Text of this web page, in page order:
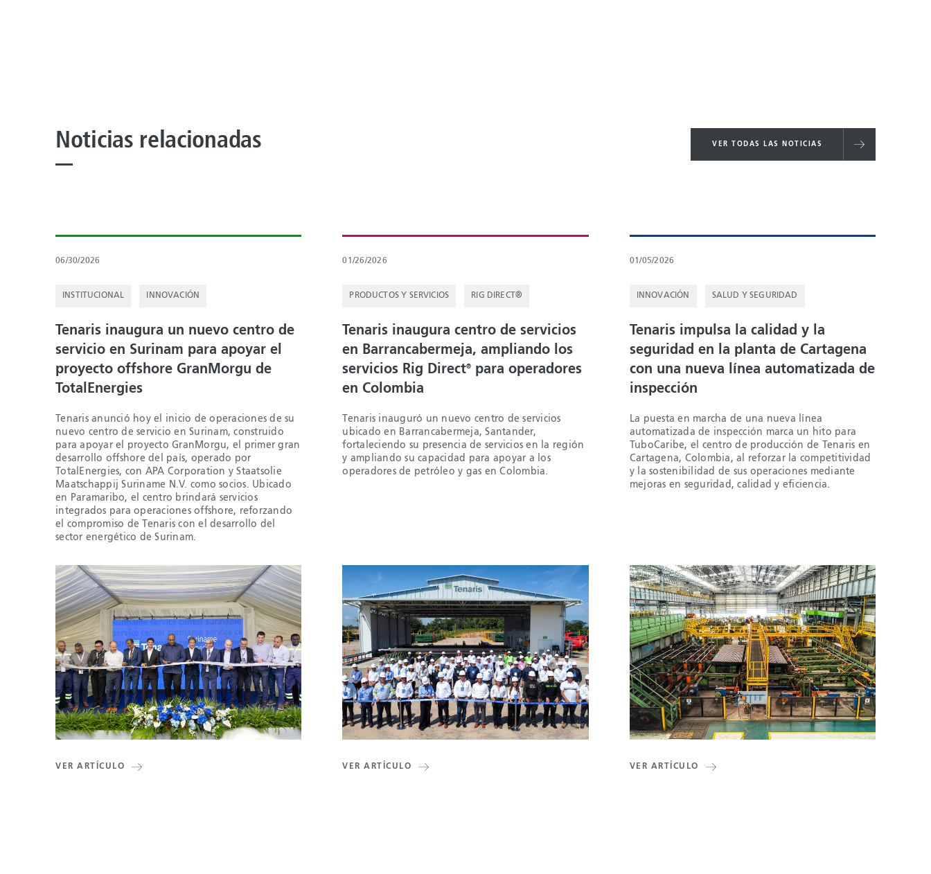
Noticias relacionadas VER TODAS LAS NOTICIAS
06/30/2026
INSTITUCIONAL INNOVACIÓN
Tenaris inaugura un nuevo centro de
servicio en Surinam para apoyar el
proyecto offshore GranMorgu de
TotalEnergies
Tenaris anunció hoy el inicio de operaciones de su
nuevo centro de servicio en Surinam, construido
para apoyar el proyecto GranMorgu, el primer gran
desarrollo offshore del país, operado por
TotalEnergies, con APA Corporation y Staatsolie
Maatschappij Suriname N.V. como socios. Ubicado
en Paramaribo, el centro brindará servicios
integrados para operaciones offshore, reforzando
el compromiso de Tenaris con el desarrollo del
sector energético de Surinam.
VER ARTÍCULO
01/26/2026
PRODUCTOS Y SERVICIOS RIG DIRECT®
Tenaris inaugura centro de servicios
en Barrancabermeja, ampliando los
servicios Rig Direct®
para operadores
en Colombia
Tenaris inauguró un nuevo centro de servicios
ubicado en Barrancabermeja, Santander,
fortaleciendo su presencia de servicios en la región
y ampliando su capacidad para apoyar a los
operadores de petróleo y gas en Colombia.
VER ARTÍCULO
01/05/2026
INNOVACIÓN SALUD Y SEGURIDAD
Tenaris impulsa la calidad y la
seguridad en la planta de Cartagena
con una nueva línea automatizada de
inspección
La puesta en marcha de una nueva línea
automatizada de inspección marca un hito para
TuboCaribe, el centro de producción de Tenaris en
Cartagena, Colombia, al reforzar la competitividad
y la sostenibilidad de sus operaciones mediante
mejoras en seguridad, calidad y eficiencia.
VER ARTÍCULO